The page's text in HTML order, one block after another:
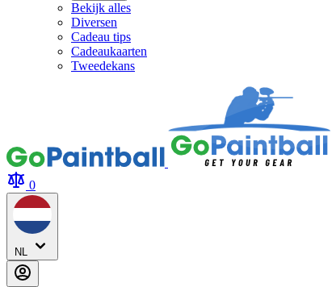
Bekijk alles
Diversen
Cadeau tips
Cadeaukaarten
Tweedekans
0
NL